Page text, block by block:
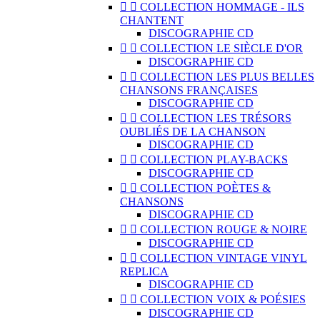
  COLLECTION HOMMAGE - ILS
CHANTENT
DISCOGRAPHIE CD
  COLLECTION LE SIÈCLE D'OR
DISCOGRAPHIE CD
  COLLECTION LES PLUS BELLES
CHANSONS FRANÇAISES
DISCOGRAPHIE CD
  COLLECTION LES TRÉSORS
OUBLIÉS DE LA CHANSON
DISCOGRAPHIE CD
  COLLECTION PLAY-BACKS
DISCOGRAPHIE CD
  COLLECTION POÈTES &
CHANSONS
DISCOGRAPHIE CD
  COLLECTION ROUGE & NOIRE
DISCOGRAPHIE CD
  COLLECTION VINTAGE VINYL
REPLICA
DISCOGRAPHIE CD
  COLLECTION VOIX & POÉSIES
DISCOGRAPHIE CD